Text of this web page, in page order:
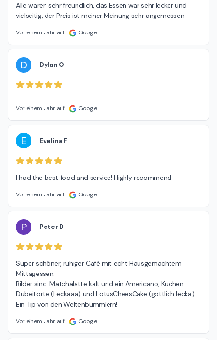
Alle waren sehr freundlich, das Essen war sehr lecker und
vielseitig, der Preis ist meiner Meinung sehr angemessen
Vor einem Jahr auf Google
D Dylan O
Vor einem Jahr auf Google
E Evelina F
I had the best food and service! Highly recommend
Vor einem Jahr auf Google
P Peter D
Super schöner, ruhiger Café mit echt Hausgemachtem
Mittagessen.
Bilder sind: Matchalatte kalt und ein Americano, Kuchen:
Dubeitorte (Leckaaa) und LotusCheesCake (göttlich lecka).
Ein Tip von den Weltenbummlern!
Vor einem Jahr auf Google